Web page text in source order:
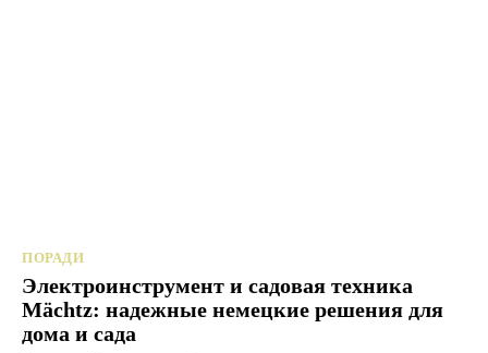
ПОРАДИ
Электроинструмент и садовая техника
Mächtz: надежные немецкие решения для
дома и сада